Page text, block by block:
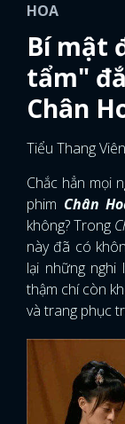
HOA
Bí mật
tẩm"
Chân
Tiểu Thang Viên
Chắc hẳn mọi
phim Chân
không? Trong
này đã có
lại những
thậm chí còn
và trang phục